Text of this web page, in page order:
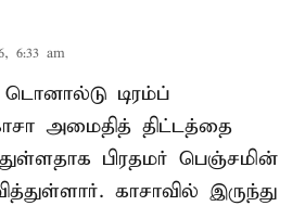
6:33 am
டிரம்ப்
அமைதித் திட்டத்தை
பிரதமர் பெஞ்சமின்
காசாவில் இருந்து